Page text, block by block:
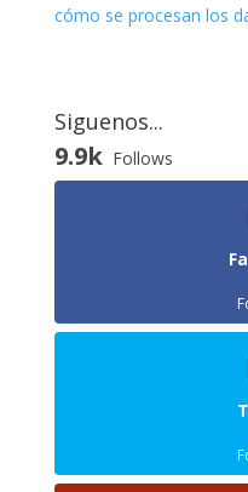
cómo se procesan los
Siguenos...
9.9k Follows